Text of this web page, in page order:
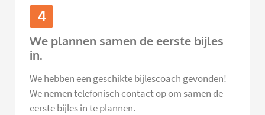
4
We plannen samen de eerste bijles
in.
We hebben een geschikte bijlescoach gevonden!
We nemen telefonisch contact op om samen de
eerste bijles in te plannen.